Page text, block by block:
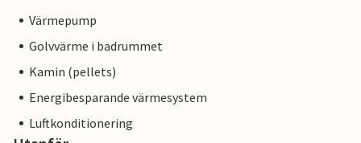
Värmepump
Golvvärme i badrummet
Kamin (pellets)
Energibesparande värmesystem
Luftkonditionering